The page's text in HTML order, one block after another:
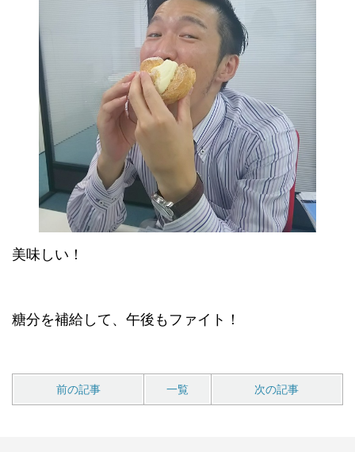
美味しい！
糖分を補給して、午後もファイト！
前の記事 一覧 次の記事